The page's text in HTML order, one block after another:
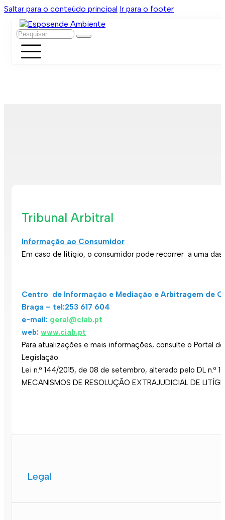
Saltar para o conteúdo principal Ir para o footer
Pesquisar
Tribunal Arbitral
Informação ao Consumidor
Em caso de litígio, o consumidor pode recorrer a uma
Centro de Informação e Mediação e Arbitragem de
Braga – tel:253 617 604
e-mail: geral@ciab.pt
web: www.ciab.pt
Para atualizações e mais informações, consulte o Portal
Legislação:
Lei n.º 144/2015, de 08 de setembro, alterado pelo DL n.º
MECANISMOS DE RESOLUÇÃO EXTRAJUDICIAL DE
Legal